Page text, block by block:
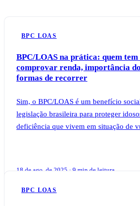
BPC LOAS
BPC/LOAS na prática: quem
comprovar renda, importância
formas de recorrer
Sim, o BPC/LOAS é um benefício
legislação brasileira para proteger
deficiência que vivem em situação de
18 de ago. de 2025 · 9 min de leitura
BPC LOAS